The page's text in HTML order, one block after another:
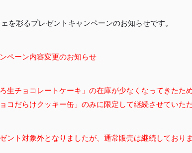
を彩るプレゼントキャンペーンのお知らせです。
ペーン内容変更のお知らせ
生チョコレートケーキ」の在庫が少なくなってきたた
コだらけクッキー缶」のみに限定して継続させていただ
ント対象外となりましたが、通常販売は継続しておりま